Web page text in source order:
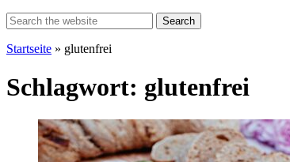
Startseite » glutenfrei
Schlagwort: glutenfrei